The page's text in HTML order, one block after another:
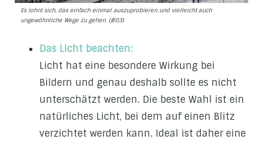
Es lohnt sich, das einfach einmal auszuprobieren und vielleicht auch
ungewöhnliche Wege zu gehen. (#03)
Das Licht beachten:
Licht hat eine besondere Wirkung bei
Bildern und genau deshalb sollte es nicht
unterschätzt werden. Die beste Wahl ist ein
natürliches Licht, bei dem auf einen Blitz
verzichtet werden kann. Ideal ist daher eine